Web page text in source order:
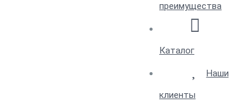
преимущества
Каталог
Наши
клиенты